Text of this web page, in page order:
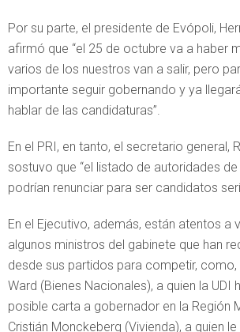
Por su parte, el presidente de Evópoli,
afirmó que “el 25 de octubre va a haber
varios de los nuestros van a salir, pero
importante seguir gobernando y ya
hablar de las candidaturas”.
En el PRI, en tanto, el secretario general,
sostuvo que “el listado de autoridades
podrían renunciar para ser candidatos
En el Ejecutivo, además, están atentos a
algunos ministros del gabinete que han
desde sus partidos para competir, como,
Ward (Bienes Nacionales), a quien la
posible carta a gobernador en la Región
Cristián Monckeberg (Vivienda), a quien